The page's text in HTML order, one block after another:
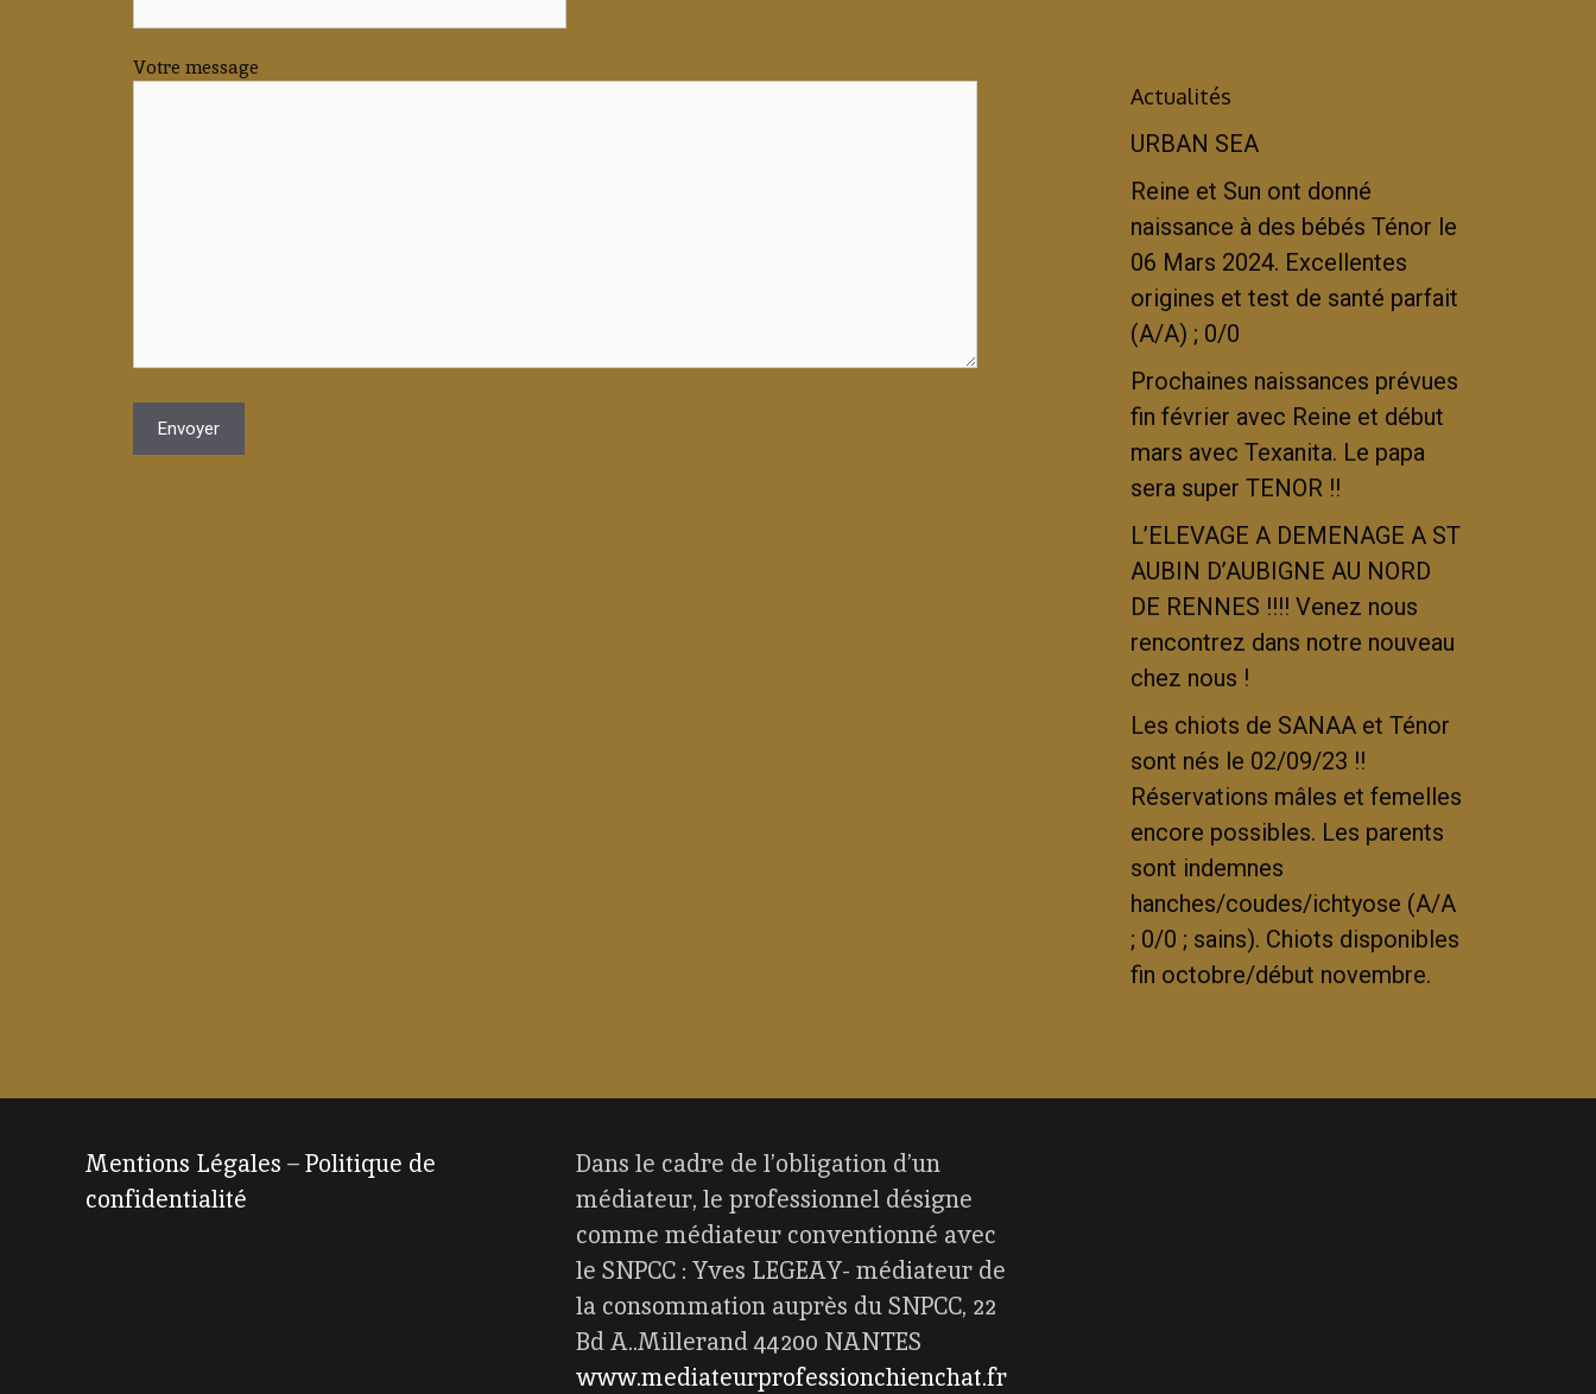
Votre message
Actualités
URBAN SEA
Reine et Sun ont donné
naissance à des bébés Ténor le
06 Mars 2024. Excellentes
origines et test de santé parfait
(A/A) ; 0/0
Prochaines naissances prévues
fin février avec Reine et début
mars avec Texanita. Le papa
sera super TENOR !!
L’ELEVAGE A DEMENAGE A ST
AUBIN D’AUBIGNE AU NORD
DE RENNES !!!! Venez nous
rencontrez dans notre nouveau
chez nous !
Les chiots de SANAA et Ténor
sont nés le 02/09/23 !!
Réservations mâles et femelles
encore possibles. Les parents
sont indemnes
hanches/coudes/ichtyose (A/A
; 0/0 ; sains). Chiots disponibles
fin octobre/début novembre.
Mentions Légales –Politique de
confidentialité
Dans le cadre de l’obligation d’un
médiateur, le professionnel désigne
comme médiateur conventionné avec
le SNPCC : Yves LEGEAY- médiateur de
la consommation auprès du SNPCC, 22
Bd A..Millerand 44200 NANTES
www.mediateurprofessionchienchat.fr